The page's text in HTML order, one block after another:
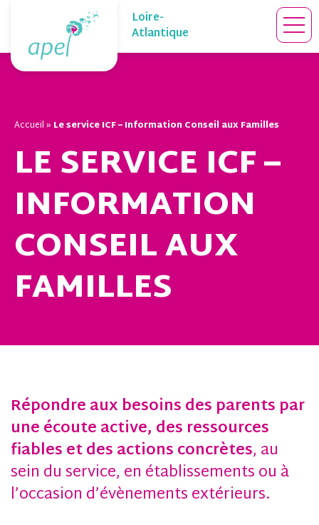
content
Loire-
Atlantique
Accueil» Le service ICF – Information Conseil aux Familles
LE SERVICE ICF –
INFORMATION
CONSEIL AUX
FAMILLES
Répondre aux besoins des parents par
une écoute active, des ressources
fiables et des actions concrètes, au
sein du service, en établissements ou à
l’occasion d’évènements extérieurs.